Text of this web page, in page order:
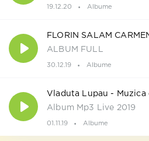
19.12.20 Albume
ALBUM FULL
30.12.19 Albume
Vladuta Lupau - Muzica
Album Mp3 Live 2019
01.11.19 Albume